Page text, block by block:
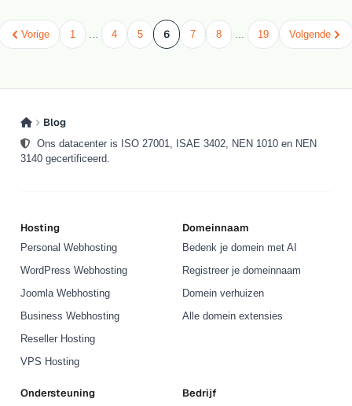
Vorige 1 4 5 6 7 8 19 Volgende
Blog
Ons datacenter is ISO 27001, ISAE 3402, NEN 1010 en NEN
3140 gecertificeerd.
Hosting
Personal Webhosting
WordPress Webhosting
Joomla Webhosting
Business Webhosting
Reseller Hosting
VPS Hosting
Domeinnaam
Bedenk je domein met AI
Registreer je domeinnaam
Domein verhuizen
Alle domein extensies
Ondersteuning Bedrijf